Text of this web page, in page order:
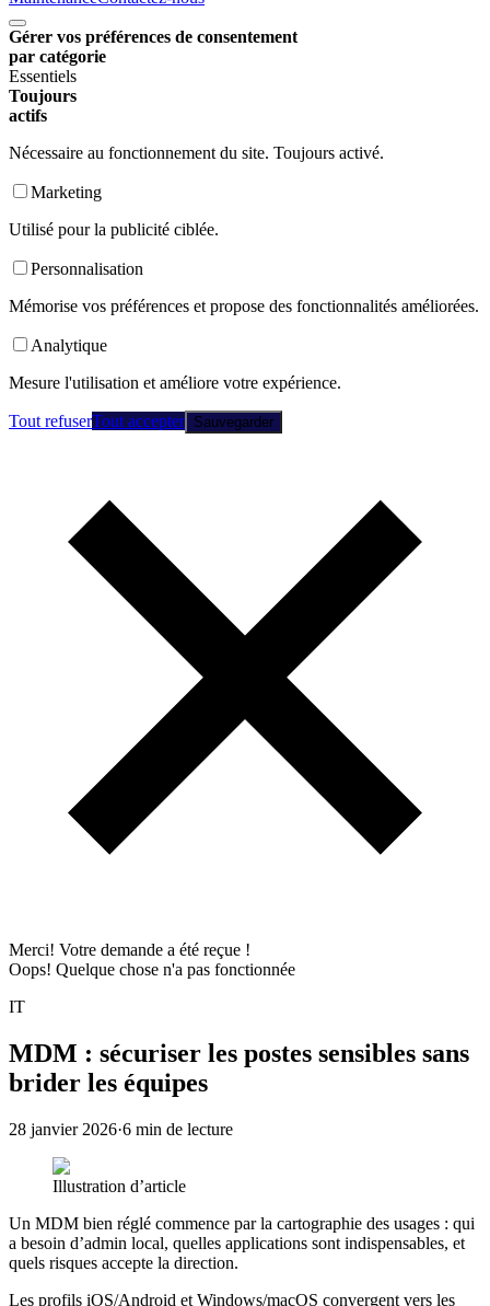
Gérer vos préférences de consentement
par catégorie
Essentiels
Toujours
actifs
Nécessaire au fonctionnement du site. Toujours activé.
Marketing
Utilisé pour la publicité ciblée.
Personnalisation
Mémorise vos préférences et propose des fonctionnalités améliorées.
Analytique
Mesure l'utilisation et améliore votre expérience.
Tout refuserTout accepter
Merci! Votre demande a été reçue !
Oops! Quelque chose n'a pas fonctionnée
IT
MDM : sécuriser les postes sensibles sans
brider les équipes
28 janvier 2026·6 min de lecture
Illustration d’article
Un MDM bien réglé commence par la cartographie des usages : qui
a besoin d’admin local, quelles applications sont indispensables, et
quels risques accepte la direction.
Les profils iOS/Android et Windows/macOS convergent vers les